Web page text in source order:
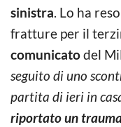
sinistra. Lo ha
fratture per il
comunicatodel
seguito di uno
partita di ieri in
riportato un